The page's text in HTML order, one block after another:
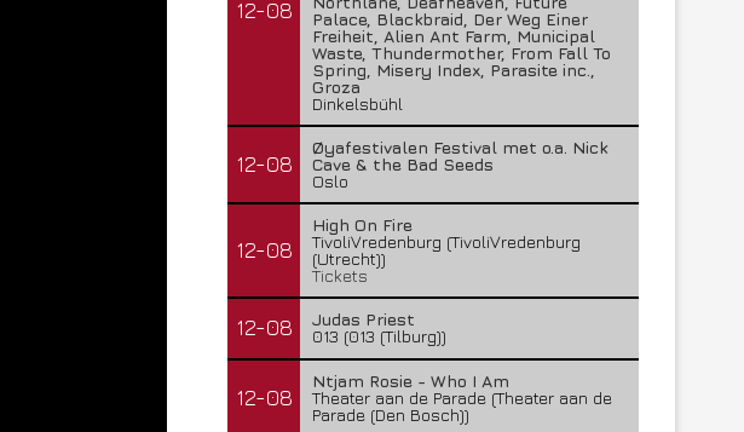
12-08
Palace, Blackbraid, Der Weg Einer
Freiheit, Alien Ant Farm, Municipal
Waste, Thundermother, From Fall To
Spring, Misery Index, Parasite inc.,
Groza
Dinkelsbühl
12-08
Øyafestivalen Festival met o.a. Nick
Cave & the Bad Seeds
Oslo
12-08
High On Fire
TivoliVredenburg (TivoliVredenburg
(Utrecht))
Tickets
12-08
Judas Priest
013 (013 (Tilburg))
12-08
Ntjam Rosie - Who I Am
Theater aan de Parade (Theater aan de
Parade (Den Bosch))